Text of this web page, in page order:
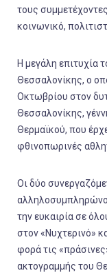
τους
κοινωνικό,
Η μεγάλη επιτυχία
Θεσσαλονίκης, ο
Οκτωβρίου στον
Θεσσαλονίκης,
Θερμαϊκού, που
φθινοπωρινές
Οι δύο
την ευκαιρία σε
στον «Νυχτερινό»
φορά τις
ακτογραμμής του